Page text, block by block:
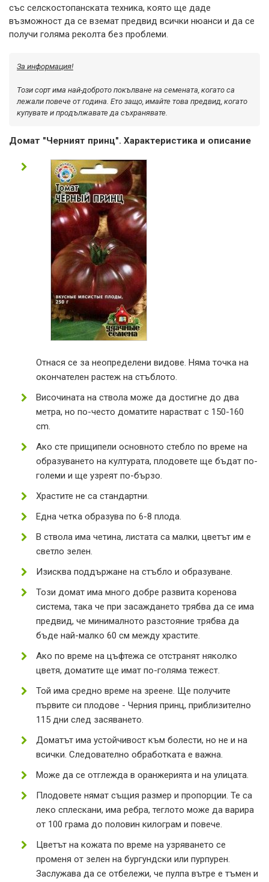
със селскостопанската техника, която ще даде
възможност да се вземат предвид всички нюанси и да се
получи голяма реколта без проблеми.
За информация!
Този сорт има най-доброто покълване на семената, когато са
лежали повече от година. Ето защо, имайте това предвид, когато
купувате и продължавате да съхранявате.
Домат "Черният принц". Характеристика и описание
Отнася се за неопределени видове. Няма точка на
окончателен растеж на стъблото.
Височината на ствола може да достигне до два
метра, но по-често доматите нарастват с 150-160
cm.
Ако сте прищипели основното стебло по време на
образуването на културата, плодовете ще бъдат по-
големи и ще узреят по-бързо.
Храстите не са стандартни.
Една четка образува по 6-8 плода.
В ствола има четина, листата са малки, цветът им е
светло зелен.
Изисква поддържане на стъбло и образуване.
Този домат има много добре развита коренова
система, така че при засаждането трябва да се има
предвид, че минималното разстояние трябва да
бъде най-малко 60 см между храстите.
Ако по време на цъфтежа се отстранят няколко
цветя, доматите ще имат по-голяма тежест.
Той има средно време на зреене. Ще получите
първите си плодове - Черния принц, приблизително
115 дни след засяването.
Доматът има устойчивост към болести, но не и на
всички. Следователно обработката е важна.
Може да се отглежда в оранжерията и на улицата.
Плодовете нямат същия размер и пропорции. Те са
леко сплескани, има ребра, теглото може да варира
от 100 грама до половин килограм и повече.
Цветът на кожата по време на узряването се
променя от зелен на бургундски или пурпурен.
Заслужава да се отбележи, че пулпа вътре е тъмен и